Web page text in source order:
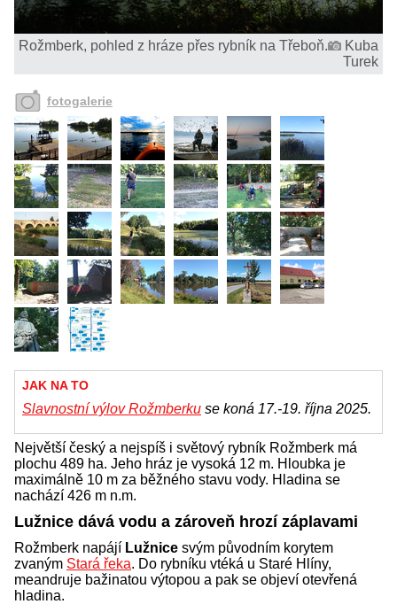
Rožmberk, pohled z hráze přes rybník na Třeboň.
Kuba
Turek
fotogalerie
JAK NA TO
Slavnostní výlov Rožmberku se koná 17.-19. října 2025.
Největší český a nejspíš i světový rybník Rožmberk má
plochu 489 ha. Jeho hráz je vysoká 12 m. Hloubka je
maximálně 10 m za běžného stavu vody. Hladina se
nachází 426 m n.m.
Lužnice dává vodu a zároveň hrozí záplavami
Rožmberk napájí Lužnice svým původním korytem
zvaným Stará řeka. Do rybníku vtéká u Staré Hlíny,
meandruje bažinatou výtopou a pak se objeví otevřená
hladina.